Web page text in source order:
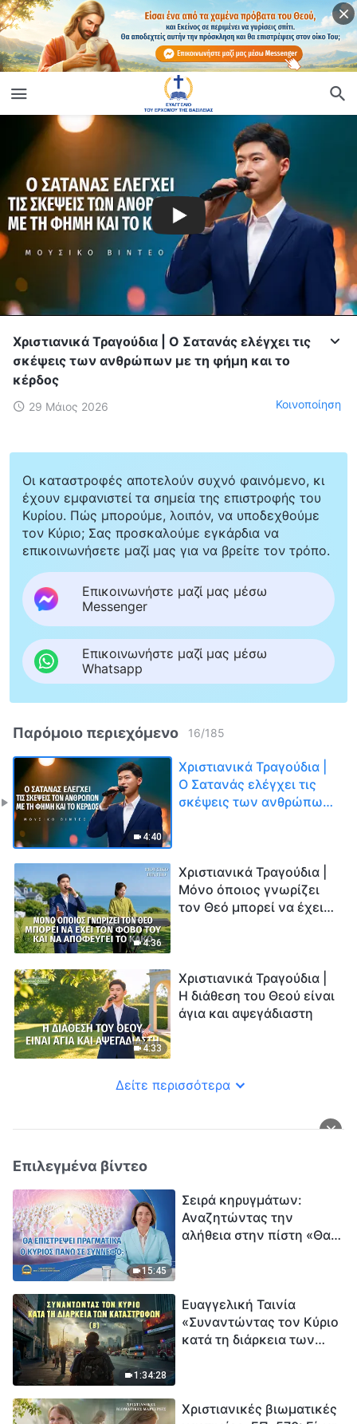
Χριστιανικά Τραγούδια | Ο Σατανάς ελέγχει τις
σκέψεις των ανθρώπων με τη φήμη και το
κέρδος
29 Μάιος 2026 Κοινοποίηση
Οι καταστροφές αποτελούν συχνό φαινόμενο, κι
έχουν εμφανιστεί τα σημεία της επιστροφής του
Κυρίου. Πώς μπορούμε, λοιπόν, να υποδεχθούμε
τον Κύριο; Σας προσκαλούμε εγκάρδια να
επικοινωνήσετε μαζί μας για να βρείτε τον τρόπο.
Επικοινωνήστε μαζί μας μέσω
Messenger
Επικοινωνήστε μαζί μας μέσω
Whatsapp
Παρόμοιο περιεχόμενο 16/185
4:40
Χριστιανικά Τραγούδια |
Ο Σατανάς ελέγχει τις
σκέψεις των ανθρώπων
4:36
Χριστιανικά Τραγούδια |
Μόνο όποιος γνωρίζει
τον Θεό μπορεί να έχει
4:33
Χριστιανικά Τραγούδια |
H διάθεση του Θεού είναι
άγια και αψεγάδιαστη
Δείτε περισσότερα
Επιλεγμένα βίντεο
15:45
Σειρά κηρυγμάτων:
Αναζητώντας την
αλήθεια στην πίστη «Θα
1:34:28
Ευαγγελική Ταινία
«Συναντώντας τον Κύριο
κατά τη διάρκεια των
εξαφάνισης». Οι
Χριστιανικές βιωματικές